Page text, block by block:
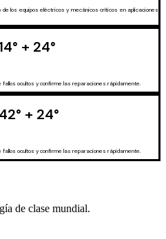
los equipos eléctricos y mecánicos críticos en aplicaciones
+ 24°
fallos ocultos y confirme las reparaciones rápidamente.
+ 24°
fallos ocultos y confirme las reparaciones rápidamente.
de clase mundial.